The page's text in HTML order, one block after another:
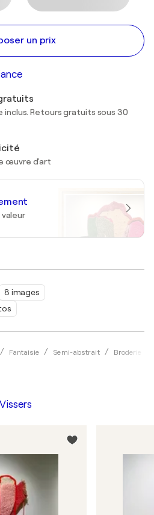
8 images
Fantaisie Semi-abstrait Broderie
un prix
inclus. Retours gratuits sous 30
œuvre d'art